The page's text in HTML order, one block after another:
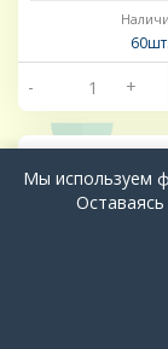
60шт.
- +
Мы используем